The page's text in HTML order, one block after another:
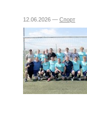
12.06.2026 — Спорт